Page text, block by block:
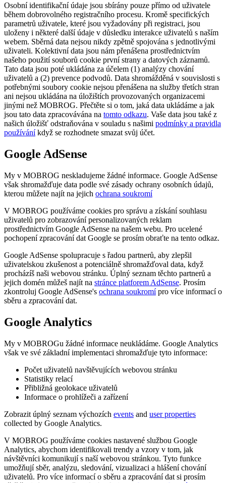
Osobní identifikační údaje jsou sbírány pouze přímo od uživatele
během dobrovolného registračního procesu. Kromě specifických
parametrů uživatele, které jsou vyžadovány při registraci, jsou
uloženy i některé další údaje v důsledku interakce uživatelů s naším
webem. Sběrná data nejsou nikdy zpětně spojována s jednotlivými
uživateli. Kolektivní data jsou nám přenášena prostřednictvím
našeho použití souborů cookie první strany a datových záznamů.
Tato data jsou poté ukládána za účelem (1) analýzy chování
uživatelů a (2) prevence podvodů. Data shromážděná v souvislosti s
potřebnými soubory cookie nejsou přenášena na služby třetích stran
ani nejsou ukládána na úložištích provozovaných organizacemi
jinými než MOBROG. Přečtěte si o tom, jaká data ukládáme a jak
jsou tato data zpracovávána na tomto odkazu. Vaše data jsou také z
našich úložišť odstraňována v souladu s našimi podmínky a pravidla
používáníkdyž se rozhodnete smazat svůj účet.
Google AdSense
My v MOBROG neskladujeme žádné informace. Google AdSense
však shromažďuje data podle své zásady ochrany osobních údajů,
kterou můžete najít na jejich ochrana soukromí
V MOBROG používáme cookies pro správu a získání souhlasu
uživatelů pro zobrazování personalizovaných reklam
prostřednictvím Google AdSense na našem webu. Pro ucelené
pochopení zpracování dat Google se prosím obraťte na tento odkaz.
Google AdSense spolupracuje s řadou partnerů, aby zlepšil
uživatelskou zkušenost a potenciálně shromažďoval data, když
procházíš naši webovou stránku. Úplný seznam těchto partnerů a
jejich domén můžeš najít na stránce platforem AdSense. Prosím
zkontroluj Google AdSense's ochrana soukromípro více informací o
sběru a zpracování dat.
Google Analytics
My v MOBROGu žádné informace neukládáme. Google Analytics
však ve své základní implementaci shromažďuje tyto informace:
Počet uživatelů navštěvujících webovou stránku
Statistiky relací
Přibližná geolokace uživatelů
Informace o prohlížeči a zařízení
Zobrazit úplný seznam výchozích events and user properties
collected by Google Analytics.
V MOBROG používáme cookies nastavené službou Google
Analytics, abychom identifikovali trendy a vzory v tom, jak
návštěvníci komunikují s naší webovou stránkou. Tyto funkce
umožňují sběr, analýzu, sledování, vizualizaci a hlášení chování
uživatelů. Pro více informací o sběru a zpracování dat si prosím